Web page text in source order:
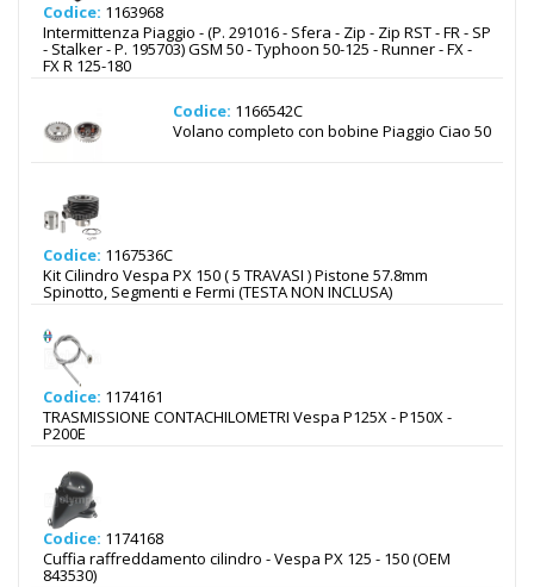
Codice: 1163968
Intermittenza Piaggio - (P. 291016 - Sfera - Zip - Zip RST - FR - SP
- Stalker - P. 195703) GSM 50 - Typhoon 50-125 - Runner - FX -
FX R 125-180
Codice: 1166542C
Volano completo con bobine Piaggio Ciao 50
Codice: 1167536C
Kit Cilindro Vespa PX 150 ( 5 TRAVASI ) Pistone 57.8mm
Spinotto, Segmenti e Fermi (TESTA NON INCLUSA)
Codice: 1174161
TRASMISSIONE CONTACHILOMETRI Vespa P125X - P150X -
P200E
Codice: 1174168
Cuffia raffreddamento cilindro - Vespa PX 125 - 150 (OEM
843530)